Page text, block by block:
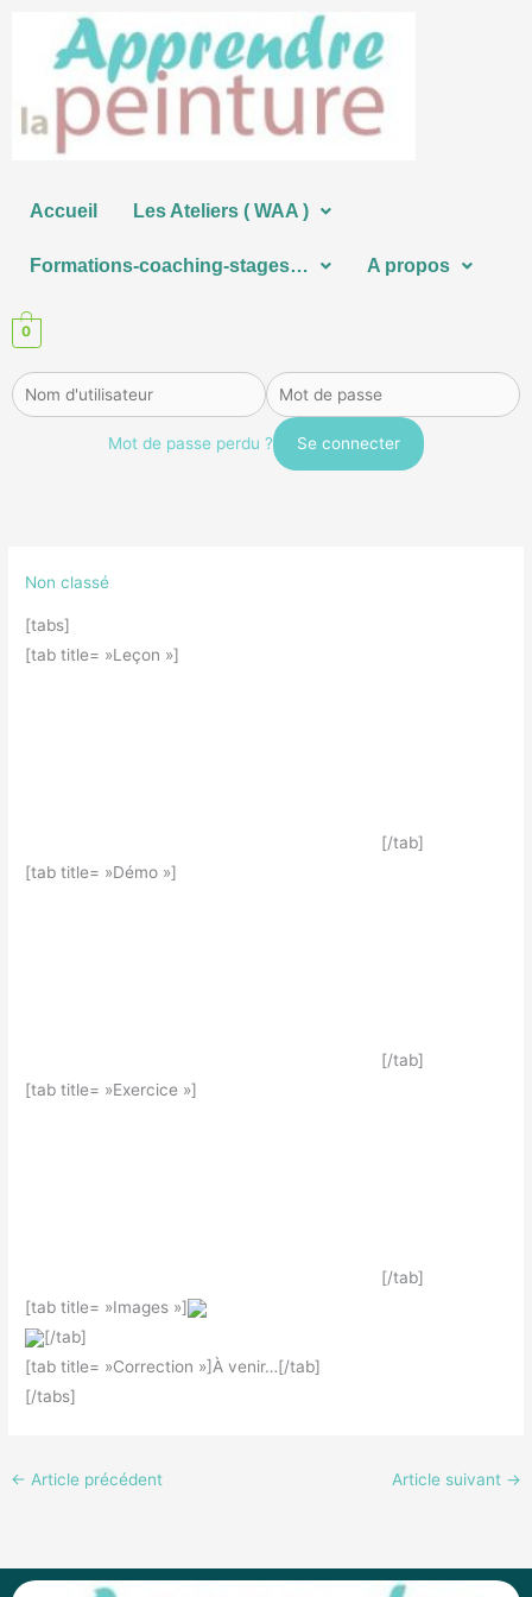
contenu
Accueil Les Ateliers ( WAA )
Formations-coaching-stages… A propos
0
Mot de passe perdu ?
Non classé
[tabs]
[tab title= »Leçon »]
[/tab]
[tab title= »Démo »]
[/tab]
[tab title= »Exercice »]
[/tab]
[tab title= »Images »]
[/tab]
[tab title= »Correction »]À venir…[/tab]
[/tabs]
← Article précédent Article suivant →